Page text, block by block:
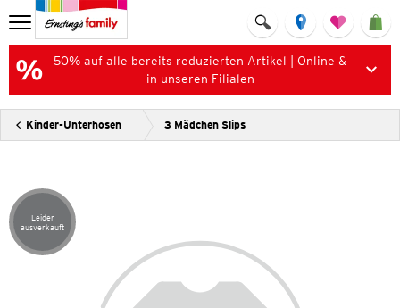
50% auf alle bereits reduzierten Artikel | Online &
in unseren Filialen
Kinder-Unterhosen 3 Mädchen Slips
Artikel leider ausverkauft
Leider
ausverkauft